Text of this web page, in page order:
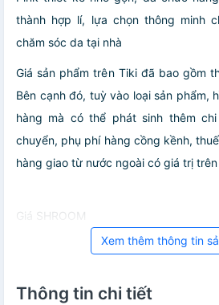
thành hợp lí, lựa chọn thông minh
chăm sóc da tại nhà
Giá sản phẩm trên Tiki đã bao gồm
Bên cạnh đó, tuỳ vào loại sản phẩm,
hàng mà có thể phát sinh thêm
chuyển, phụ phí hàng cồng kềnh,
hàng giao từ nước ngoài có giá trị
Giá SHROOM
Xem thêm thông tin
Thông tin chi tiết